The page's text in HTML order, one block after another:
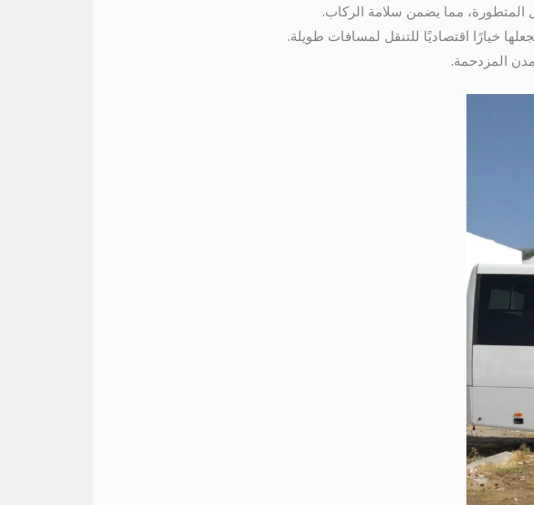
المتطورة، مما يضمن سلامة الركاب.
خيارًا اقتصاديًا للتنقل لمسافات طويلة.
المزدحمة.